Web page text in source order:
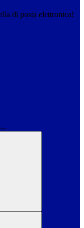
di posta elettronica!